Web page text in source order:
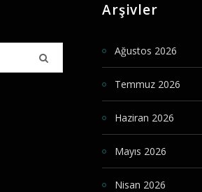
Arşivler
Ağustos 2026
Temmuz 2026
Haziran 2026
Mayıs 2026
Nisan 2026